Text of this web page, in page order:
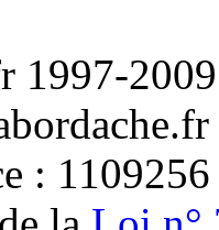
1997-
: 1109256